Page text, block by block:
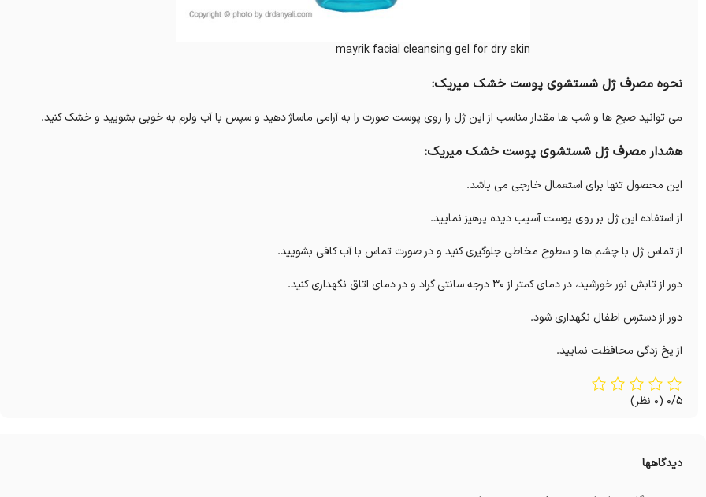
mayrik facial cleansing gel for dry skin
نحوه مصرف ژل شستشوی پوست خشک میریک:
می توانید صبح ها و شب ها مقدار مناسب از این ژل را روی پوست صورت را به آرامی ماساژ دهید و سپس با آب ولرم به خوبی بشویید و خشک کنید.
هشدار مصرف ژل شستشوی پوست خشک میریک:
این محصول تنها برای استعمال خارجی می باشد.
از استفاده این ژل بر روی پوست آسیب دیده پرهیز نمایید.
از تماس ژل با چشم ها و سطوح مخاطی جلوگیری کنید و در صورت تماس با آب کافی بشویید.
دور از تابش نور خورشید، در دمای کمتر از 30 درجه سانتی گراد و در دمای اتاق نگهداری کنید.
دور از دسترس اطفال نگهداری شود.
از یخ زدگی محافظت نمایید.
0/5 (0 نظر)
دیدگاهها